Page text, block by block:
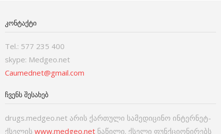
ᲙᲝᲜᲢᲐᲥᲢᲘ
Tel.: 577 235 400
skype: Medgeo.net
Caumednet@gmail.com
ᲩᲕᲔᲜᲡ ᲨᲔᲡᲐᲮᲔᲑ
drugs.medgeo.net არის ქართული სამედიცინო ინტერნეტ-
ქსელის www.medgeo.net ნაწილი. ქსელი ფუნქციონირებს